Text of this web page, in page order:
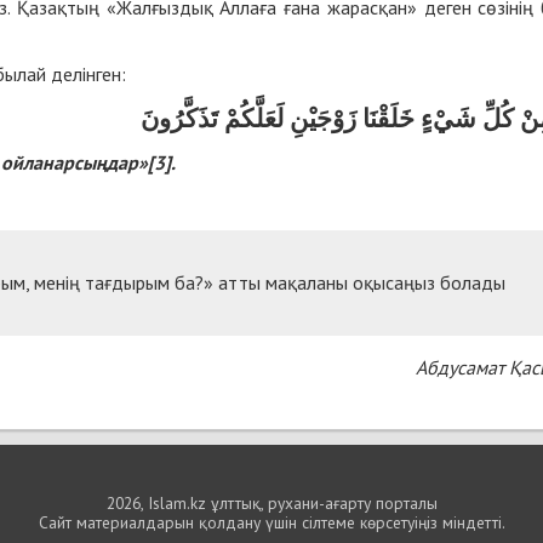
Қазақтың «Жалғыздық Аллаға ғана жарасқан» деген сөзінің
делінген:
كُلِّ شَيْءٍ خَلَقْنَا زَوْجَيْنِ لَعَلَّكُمْ تَذَكَّرُونَ
менің тағдырым ба?» атты мақаланы оқысаңыз болады
Абдусамат
2026, Islam.kz ұлттық, рухани-ағарту порталы
Сайт материалдарын қолдану үшін сілтеме көрсетуіңіз міндетті.